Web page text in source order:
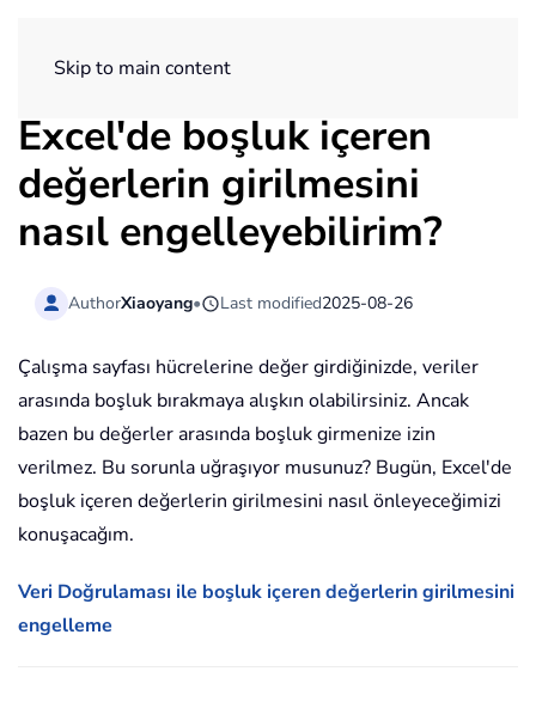
Skip to main content
Excel'de boşluk içeren
değerlerin girilmesini
nasıl engelleyebilirim?
AuthorXiaoyang• Last modified2025-08-26
Çalışma sayfası hücrelerine değer girdiğinizde, veriler
arasında boşluk bırakmaya alışkın olabilirsiniz. Ancak
bazen bu değerler arasında boşluk girmenize izin
verilmez. Bu sorunla uğraşıyor musunuz? Bugün, Excel'de
boşluk içeren değerlerin girilmesini nasıl önleyeceğimizi
konuşacağım.
Veri Doğrulaması ile boşluk içeren değerlerin girilmesini
engelleme